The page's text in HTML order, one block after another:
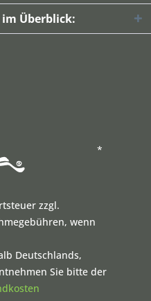
Überblick:
*
zzgl.
wenn
Deutschlands,
Sie bitte der